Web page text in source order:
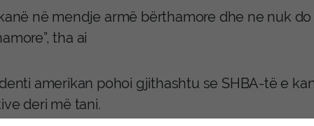
në mendje armë bërthamore dhe ne nuk
tha ai
amerikan pohoi gjithashtu se SHBA-të e
deri më tani.